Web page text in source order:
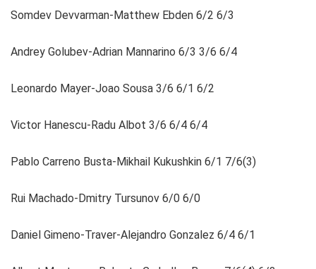
Somdev Devvarman-Matthew Ebden 6/2 6/3
Andrey Golubev-Adrian Mannarino 6/3 3/6 6/4
Leonardo Mayer-Joao Sousa 3/6 6/1 6/2
Victor Hanescu-Radu Albot 3/6 6/4 6/4
Pablo Carreno Busta-Mikhail Kukushkin 6/1 7/6(3)
Rui Machado-Dmitry Tursunov 6/0 6/0
Daniel Gimeno-Traver-Alejandro Gonzalez 6/4 6/1